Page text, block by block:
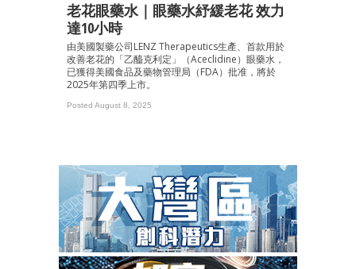
老花眼藥水｜眼藥水紓緩老花 效力
達10小時
由美國製藥公司LENZ Therapeutics生產、首款用於
改善老花的「乙醯克利定」（Aceclidine）眼藥水，
已獲得美國食品及藥物管理局（FDA）批准，將於
2025年第四季上市。
Posted August 8, 2025